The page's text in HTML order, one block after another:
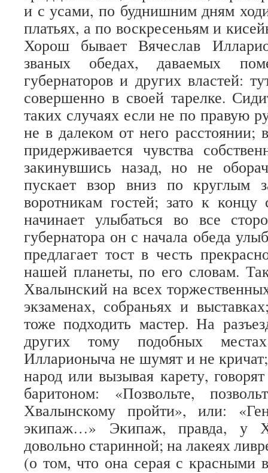
и с усами, по буднишним дням
платьях, а по воскресеньям и
Хорош бывает Вячеслав
званых обедах, даваемых
губернаторов и других властей:
совершенно в своей тарелке.
таких случаях если не по правую
не в далеком от него расстоянии;
придерживается чувства
закинувшись назад, но не
пускает взор вниз по круглым
воротникам гостей; зато к концу
начинает улыбаться во все
губернатора он с начала обеда
предлагает тост в честь
нашей планеты, по его словам.
Хвалынский на всех
экзаменах, собраньях и
тоже подходить мастер. На
других тому подобных
Илларионыча не шумят и не кричат;
народ или вызывая карету,
баритоном: «Позвольте,
Хвалынскому пройти», или:
экипаж…» Экипаж, правда, у
довольно старинной; на лакеях
(о том, что она серая с красными